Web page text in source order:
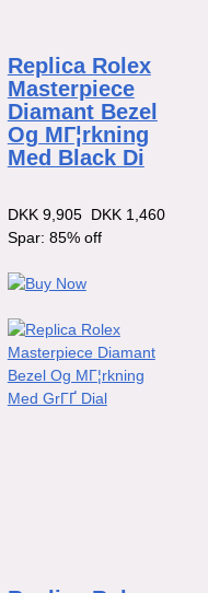
Replica Rolex
Masterpiece
Diamant Bezel
Og MГ¦rkning
Med Black Di
DKK 9,905 DKK 1,460
Spar: 85% off